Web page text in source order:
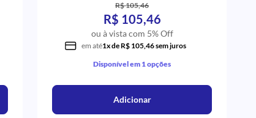
R$ 105,46
R$ 105,46
ou à vista com 5% Off
em até1x de R$ 105,46 sem juros
Disponível em 1 opções
Adicionar